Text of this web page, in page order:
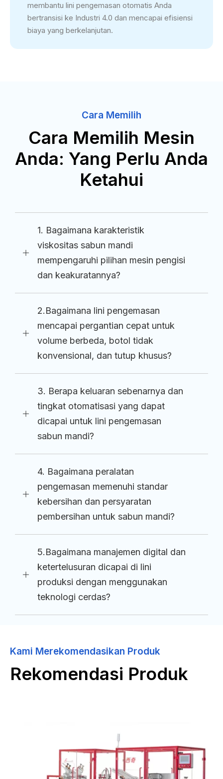
membantu lini pengemasan otomatis Anda
bertransisi ke Industri 4.0 dan mencapai efisiensi
biaya yang berkelanjutan.
Cara Memilih
Cara Memilih Mesin
Anda: Yang Perlu Anda
Ketahui
1. Bagaimana karakteristik
viskositas sabun mandi
mempengaruhi pilihan mesin pengisi
dan keakuratannya?
2.Bagaimana lini pengemasan
mencapai pergantian cepat untuk
volume berbeda, botol tidak
konvensional, dan tutup khusus?
3. Berapa keluaran sebenarnya dan
tingkat otomatisasi yang dapat
dicapai untuk lini pengemasan
sabun mandi?
4. Bagaimana peralatan
pengemasan memenuhi standar
kebersihan dan persyaratan
pembersihan untuk sabun mandi?
5.Bagaimana manajemen digital dan
ketertelusuran dicapai di lini
produksi dengan menggunakan
teknologi cerdas?
Kami Merekomendasikan Produk
Rekomendasi Produk